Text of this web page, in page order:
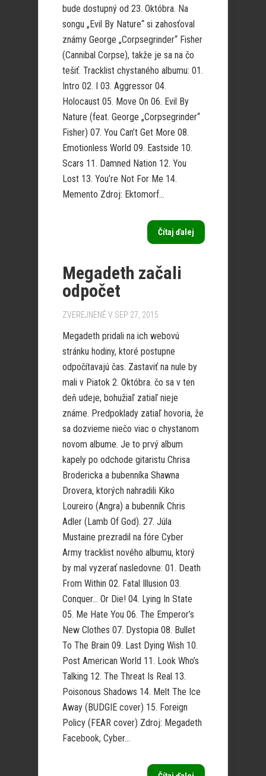
bude dostupný od 23. Októbra. Na
songu „Evil By Nature“ si zahosťoval
známy George „Corpsegrinder“ Fisher
(Cannibal Corpse), takže je sa na čo
tešiť. Tracklist chystaného albumu: 01.
Intro 02. I 03. Aggressor 04.
Holocaust 05. Move On 06. Evil By
Nature (feat. George „Corpsegrinder“
Fisher) 07. You Can’t Get More 08.
Emotionless World 09. Eastside 10.
Scars 11. Damned Nation 12. You
Lost 13. You’re Not For Me 14.
Memento Zdroj: Ektomorf...
Čítaj ďalej
Megadeth začali
odpočet
ZVEREJNENÉ V SEP 27, 2015
Megadeth pridali na ich webovú
stránku hodiny, ktoré postupne
odpočítavajú čas. Zastaviť na nule by
mali v Piatok 2. Októbra. čo sa v ten
deň udeje, bohužiaľ zatiaľ nieje
známe. Predpoklady zatiaľ hovoria, že
sa dozvieme niečo viac o chystanom
novom albume. Je to prvý album
kapely po odchode gitaristu Chrisa
Brodericka a bubenníka Shawna
Drovera, ktorých nahradili Kiko
Loureiro (Angra) a bubenník Chris
Adler (Lamb Of God). 27. Júla
Mustaine prezradil na fóre Cyber
Army tracklist nového albumu, ktorý
by mal vyzerať nasledovne: 01. Death
From Within 02. Fatal Illusion 03.
Conquer… Or Die! 04. Lying In State
05. Me Hate You 06. The Emperor’s
New Clothes 07. Dystopia 08. Bullet
To The Brain 09. Last Dying Wish 10.
Post American World 11. Look Who’s
Talking 12. The Threat Is Real 13.
Poisonous Shadows 14. Melt The Ice
Away (BUDGIE cover) 15. Foreign
Policy (FEAR cover) Zdroj: Megadeth
Facebook, Cyber...